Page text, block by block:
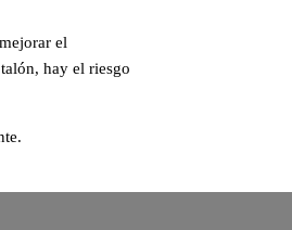
el
hay el riesgo